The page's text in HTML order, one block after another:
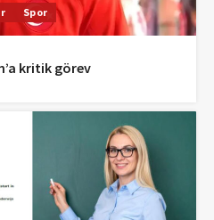
Spor
kritik görev